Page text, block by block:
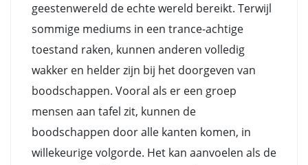
geestenwereld de echte wereld bereikt. Terwijl
sommige mediums in een trance-achtige
toestand raken, kunnen anderen volledig
wakker en helder zijn bij het doorgeven van
boodschappen. Vooral als er een groep
mensen aan tafel zit, kunnen de
boodschappen door alle kanten komen, in
willekeurige volgorde. Het kan aanvoelen als de